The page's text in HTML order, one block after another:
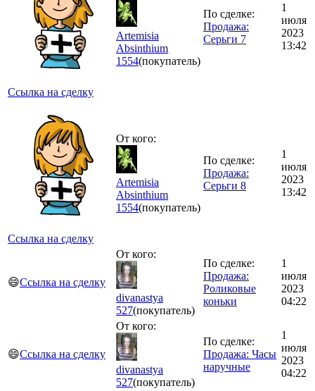
Ссылка на сделку
Artemisia
Absinthium
1554(покупатель)
По сделке:
Продажа:
Серьги 7
1
июля
2023
13:42
Ссылка на сделку
От кого:
Artemisia
Absinthium
1554(покупатель)
По сделке:
Продажа:
Серьги 8
1
июля
2023
13:42
😄Ссылка на сделку
От кого:
divanastya
527(покупатель)
По сделке:
Продажа:
Роликовые
коньки
1
июля
2023
04:22
😄Ссылка на сделку
От кого:
divanastya
527(покупатель)
По сделке:
Продажа: Часы
наручные
1
июля
2023
04:22